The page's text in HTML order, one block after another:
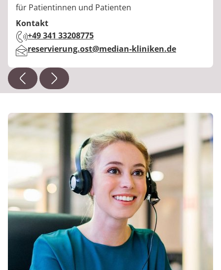
Berufstitel:
für Patientinnen und Patienten
Kontakt
Telefon:
+49 341 33208775
E-Mail:reservierung.ost@median-kliniken.de